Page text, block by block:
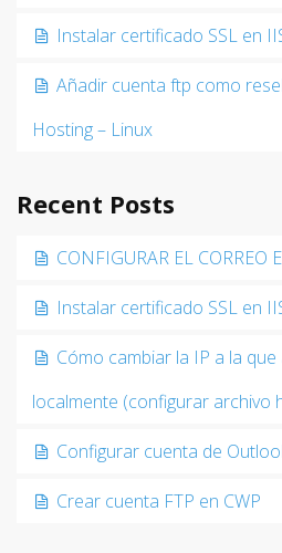
Instalar certificado SSL en
Añadir cuenta ftp como
Hosting – Linux
Recent Posts
CONFIGURAR EL CORREO
Instalar certificado SSL en
Cómo cambiar la IP a la
localmente (configurar archivo
Configurar cuenta de
Crear cuenta FTP en CWP